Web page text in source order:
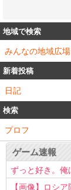
地域で検索
みんなの地域広場
新着投稿
日記
検索
プロフ
ゲーム速報
ずっと好き。俺
【画像】ロシ